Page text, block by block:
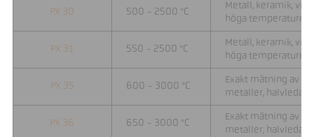
PX 30 500 - 2500 °C
Metall, keramik, vid
höga temperaturer
PX 31 550 - 2500 °C
Metall, keramik, vid
höga temperaturer
PX 35 600 - 3000 °C
Exakt mätning av
metaller, halvledare
PX 36 650 - 3000 °C
Exakt mätning av
metaller, halvledare